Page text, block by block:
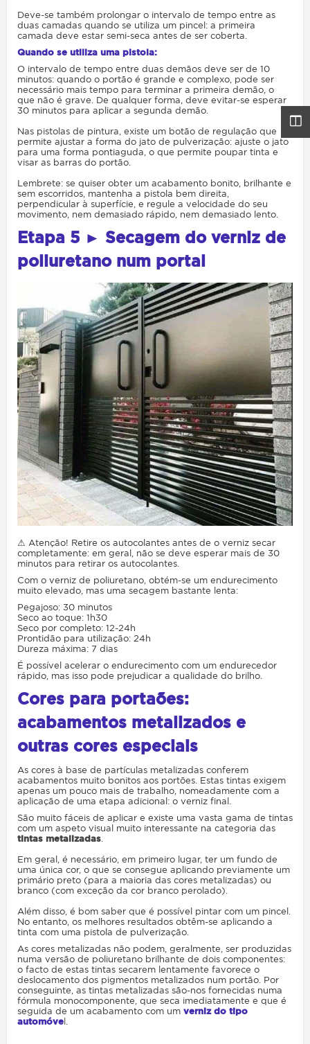
Deve-se também prolongar o intervalo de tempo entre as
duas camadas quando se utiliza um pincel: a primeira
camada deve estar semi-seca antes de ser coberta.
Quando se utiliza uma pistola:
O intervalo de tempo entre duas demãos deve ser de 10
minutos: quando o portão é grande e complexo, pode ser
necessário mais tempo para terminar a primeira demão, o
que não é grave. De qualquer forma, deve evitar-se esperar
30 minutos para aplicar a segunda demão.
Nas pistolas de pintura, existe um botão de regulação que
permite ajustar a forma do jato de pulverização: ajuste o jato
para uma forma pontiaguda, o que permite poupar tinta e
visar as barras do portão.
Lembrete: se quiser obter um acabamento bonito, brilhante e
sem escorridos, mantenha a pistola bem direita,
perpendicular à superfície, e regule a velocidade do seu
movimento, nem demasiado rápido, nem demasiado lento.
Etapa 5 ► Secagem do verniz de
poliuretano num portal
⚠ Atenção! Retire os autocolantes antes de o verniz secar
completamente: em geral, não se deve esperar mais de 30
minutos para retirar os autocolantes.
Com o verniz de poliuretano, obtém-se um endurecimento
muito elevado, mas uma secagem bastante lenta:
Pegajoso: 30 minutos
Seco ao toque: 1h30
Seco por completo: 12-24h
Prontidão para utilização: 24h
Dureza máxima: 7 dias
É possível acelerar o endurecimento com um endurecedor
rápido, mas isso pode prejudicar a qualidade do brilho.
Cores para portaões:
acabamentos metalizados e
outras cores especiais
As cores à base de partículas metalizadas conferem
acabamentos muito bonitos aos portões. Estas tintas exigem
apenas um pouco mais de trabalho, nomeadamente com a
aplicação de uma etapa adicional: o verniz final.
São muito fáceis de aplicar e existe uma vasta gama de tintas
com um aspeto visual muito interessante na categoria das
tintas metalizadas.
Em geral, é necessário, em primeiro lugar, ter um fundo de
uma única cor, o que se consegue aplicando previamente um
primário preto (para a maioria das cores metalizadas) ou
branco (com exceção da cor branco perolado).
Além disso, é bom saber que é possível pintar com um pincel.
No entanto, os melhores resultados obtêm-se aplicando a
tinta com uma pistola de pulverização.
As cores metalizadas não podem, geralmente, ser produzidas
numa versão de poliuretano brilhante de dois componentes:
o facto de estas tintas secarem lentamente favorece o
deslocamento dos pigmentos metalizados num portão. Por
conseguinte, as tintas metalizadas são-nos fornecidas numa
fórmula monocomponente, que seca imediatamente e que é
seguida de um acabamento com um verniz do tipo
automóve .